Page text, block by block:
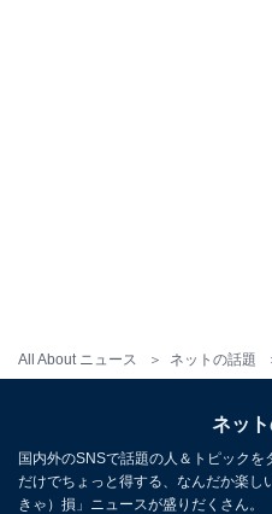
All About ニュース ネットの話題
ネッ
国内外のSNSで話題の人＆トピック
だけでちょっと得する、なんだか楽し
きゃ）損」ニュースが盛りだくさん。